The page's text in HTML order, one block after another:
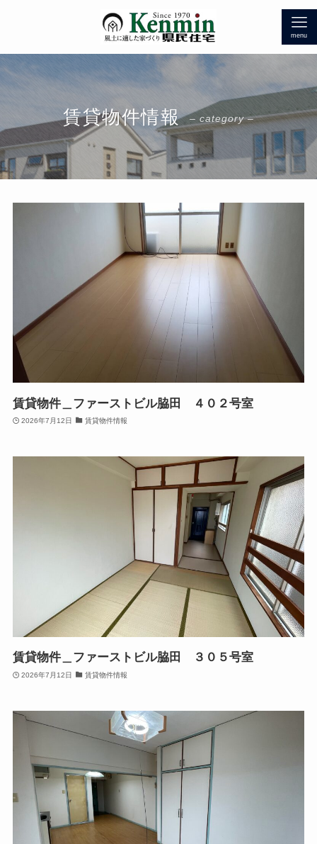
menu
賃貸物件情報 – category –
賃貸物件＿ファーストビル脇田 ４０２号室
2026年7月12日 賃貸物件情報
賃貸物件＿ファーストビル脇田 ３０５号室
2026年7月12日 賃貸物件情報